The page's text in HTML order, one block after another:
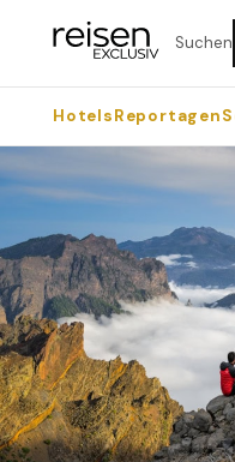
Suchen
HotelsReportagen